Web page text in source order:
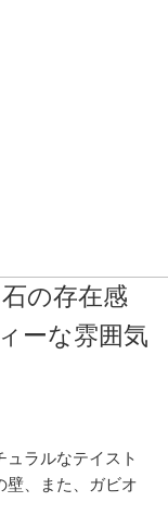
の存在感
ーな雰囲気
ラルなテイスト
壁、また、ガビオ